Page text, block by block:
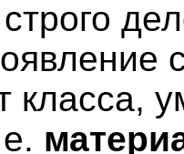
класса,